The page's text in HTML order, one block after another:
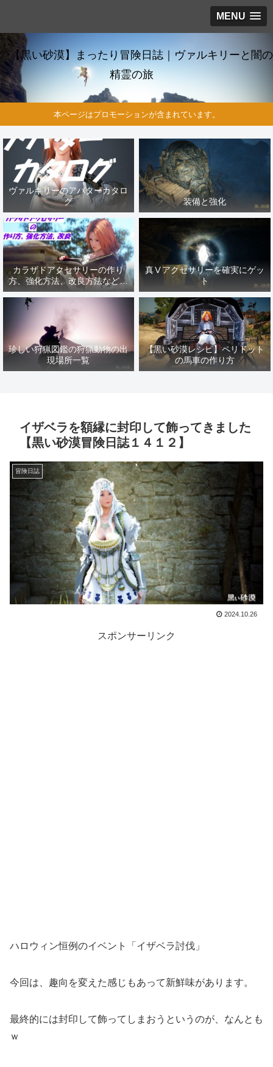
MENU
【黒い砂漠】まったり冒険日誌｜ヴァルキリーと闇の
精霊の旅
本ページはプロモーションが含まれています。
ヴァルキリーのアバターカタロ
グ
装備と強化
カラザドアクセサリーの作り
方、強化方法、改良方法などま
とめ【黒い砂漠冒険日誌１４１
真Ⅴアクセサリーを確実にゲッ
ト
珍しい狩猟図鑑の狩猟動物の出
現場所一覧
【黒い砂漠レシピ】ペリドット
の馬車の作り方
イザベラを額縁に封印して飾ってきました
【黒い砂漠冒険日誌１４１２】
冒険日誌
2024.10.26
スポンサーリンク
ハロウィン恒例のイベント「イザベラ討伐」
今回は、趣向を変えた感じもあって新鮮味があります。
最終的には封印して飾ってしまおうというのが、なんとも
ｗ